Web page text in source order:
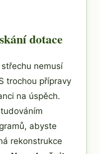
dotace
nemusí
trochou přípravy
na úspěch.
abyste
rekonstrukce